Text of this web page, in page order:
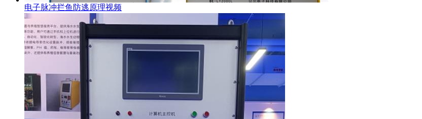
电子脉冲拦鱼防逃原理视频